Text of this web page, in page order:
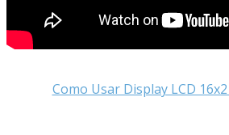
Como Usar Display LCD